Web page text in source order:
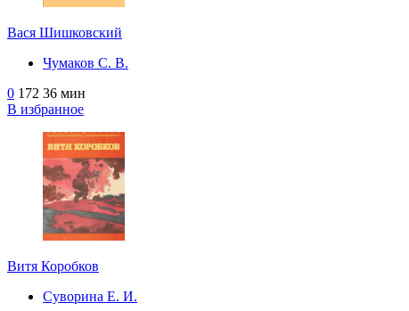
Вася Шишковский
Чумаков С. В.
0 172 36 мин
В избранное
Витя Коробков
Суворина Е. И.